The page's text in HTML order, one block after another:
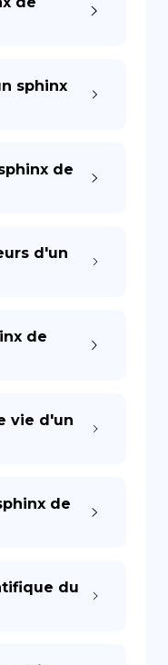
sphinx
de
d'un
de
vie d'un
de
du